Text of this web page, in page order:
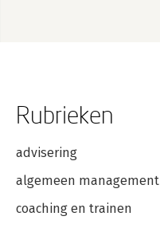
Rubrieken
advisering
algemeen management
coaching en trainen